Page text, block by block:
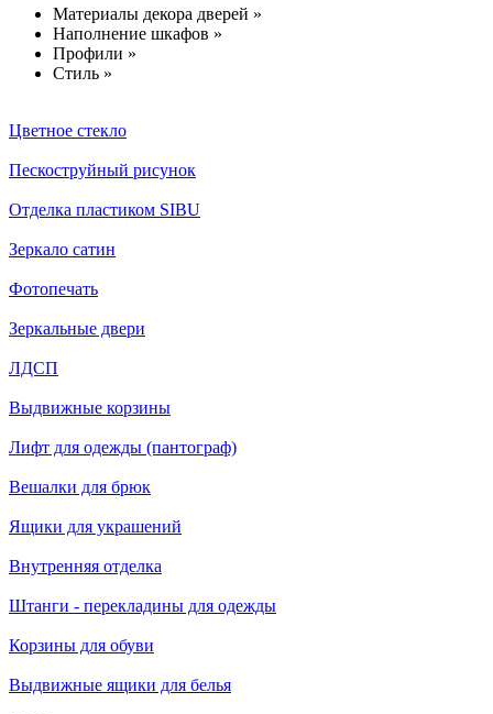
Материалы декора дверей »
Наполнение шкафов »
Профили »
Стиль »
Цветное стекло
Пескоструйный рисунок
Отделка пластиком SIBU
Зеркало сатин
Фотопечать
Зеркальные двери
ЛДСП
Выдвижные корзины
Лифт для одежды (пантограф)
Вешалки для брюк
Ящики для украшений
Внутренняя отделка
Штанги - перекладины для одежды
Корзины для обуви
Выдвижные ящики для белья